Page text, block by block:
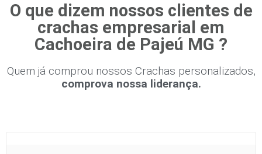
O que dizem nossos clientes de
crachas empresarial em
Cachoeira de Pajeú MG ?
Quem já comprou nossos Crachas personalizados,
comprova nossa liderança.